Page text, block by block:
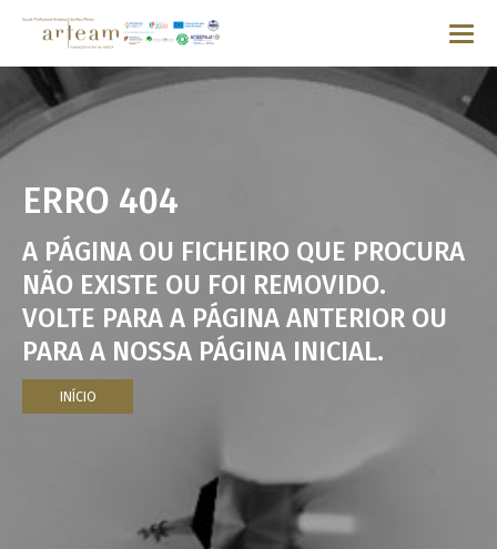
ERRO 404
A PÁGINA OU FICHEIRO QUE PROCURA
NÃO EXISTE OU FOI REMOVIDO.
VOLTE PARA A PÁGINA ANTERIOR OU
PARA A NOSSA PÁGINA INICIAL.
INÍCIO